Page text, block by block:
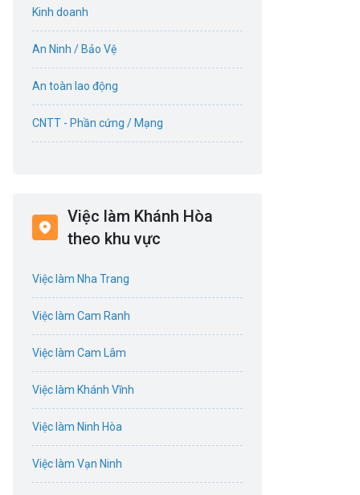
Kinh doanh
An Ninh / Bảo Vệ
An toàn lao động
CNTT - Phần cứng / Mạng
Bất động sản
Việc làm Khánh Hòa
theo khu vực
Việc làm Nha Trang
Việc làm Cam Ranh
Việc làm Cam Lâm
Việc làm Khánh Vĩnh
Việc làm Ninh Hòa
Việc làm Vạn Ninh